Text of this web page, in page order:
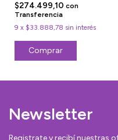
$274.499,10 con
Transferencia
9 x $33.888,78 sin interés
Newsletter